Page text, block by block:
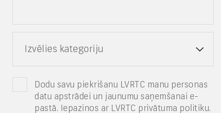
Izvēlies kategoriju
Dodu savu piekrišanu LVRTC manu personas
datu apstrādei un jaunumu saņemšanai e-
pastā. Iepazinos ar LVRTC privātuma politiku.